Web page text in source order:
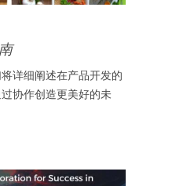
详细阐述在产品开发的
协作创造更美好的未